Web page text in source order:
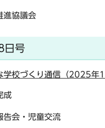
進協議会
日号
学校づくり通信（2025年
成
告会・児童交流